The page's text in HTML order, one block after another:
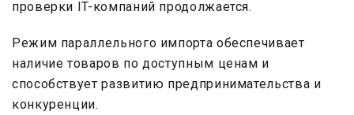
проверки IT-компаний продолжается.
Режим параллельного импорта обеспечивает
наличие товаров по доступным ценам и
способствует развитию предпринимательства и
конкуренции.